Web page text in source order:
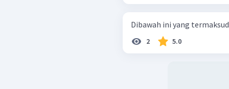
Dibawah ini yang
2 5.0